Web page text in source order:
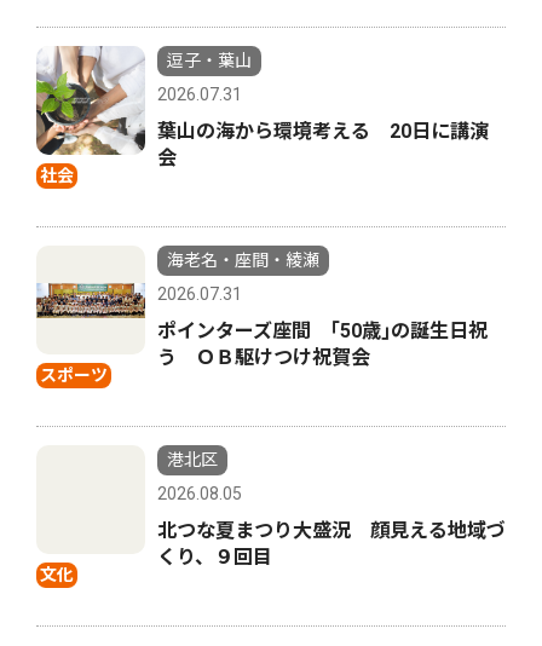
社会
逗子・葉山
2026.07.31
葉山の海から環境考える 20日に講演
会
スポーツ
海老名・座間・綾瀬
2026.07.31
ポインターズ座間 ｢50歳｣の誕生日祝
う ＯＢ駆けつけ祝賀会
文化
港北区
2026.08.05
北つな夏まつり大盛況 顔見える地域づ
くり、９回目